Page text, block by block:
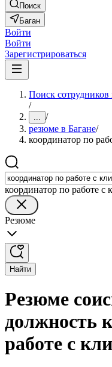
Поиск
Баган
Войти
Войти
Зарегистрироваться
Поиск сотрудников
/
... /
резюме в Багане/
координатор по
координатор по работе с
Резюме
Найти
Резюме
должность
работе с